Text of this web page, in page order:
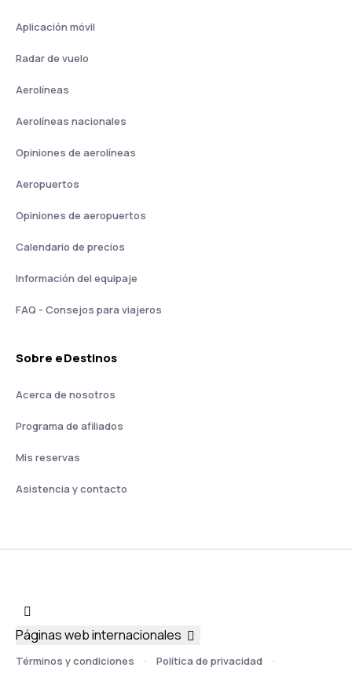
Aplicación móvil
Radar de vuelo
Aerolíneas
Aerolíneas nacionales
Opiniones de aerolíneas
Aeropuertos
Opiniones de aeropuertos
Calendario de precios
Información del equipaje
FAQ - Consejos para viajeros
Sobre eDestinos
Acerca de nosotros
Programa de afiliados
Mis reservas
Asistencia y contacto
Términos y condiciones Política de privacidad
Páginas web internacionales